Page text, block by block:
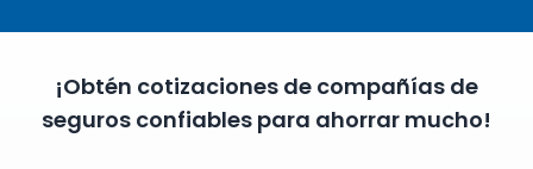
¡Obtén cotizaciones de compañías de
seguros confiables para ahorrar mucho!